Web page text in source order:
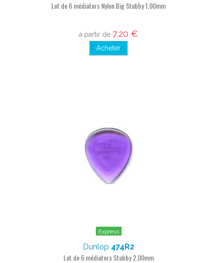
Lot de 6 médiators Nylon Big Stubby 1,00mm
à partir de 7,20 €
Acheter
Express
Dunlop 474R2
Lot de 6 médiators Stubby 2,00mm